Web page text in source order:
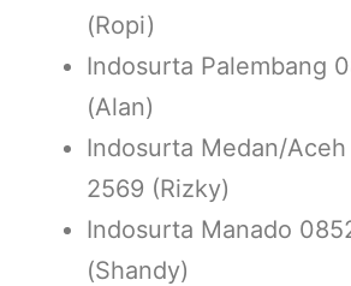
(Ropi)
Indosurta Palembang
(Alan)
Indosurta Medan/
2569 (Rizky)
Indosurta Manado
(Shandy)